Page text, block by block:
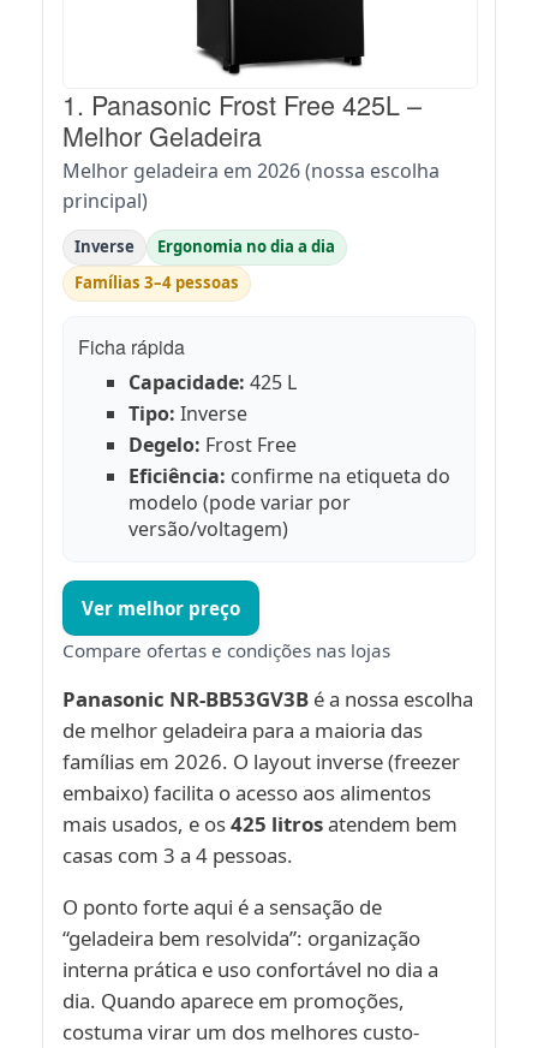
1. Panasonic Frost Free 425L –
Melhor Geladeira
Melhor geladeira em 2026 (nossa escolha
principal)
Inverse
Ergonomia no dia a dia
Famílias 3–4 pessoas
Ficha rápida
Capacidade: 425 L
Tipo: Inverse
Degelo: Frost Free
Eficiência: confirme na etiqueta do
modelo (pode variar por
versão/voltagem)
Ver melhor preço
Compare ofertas e condições nas lojas
Panasonic NR-BB53GV3B é a nossa escolha
de melhor geladeira para a maioria das
famílias em 2026. O layout inverse (freezer
embaixo) facilita o acesso aos alimentos
mais usados, e os425 litrosatendem bem
casas com 3 a 4 pessoas.
O ponto forte aqui é a sensação de
“geladeira bem resolvida”: organização
interna prática e uso confortável no dia a
dia. Quando aparece em promoções,
costuma virar um dos melhores custo-